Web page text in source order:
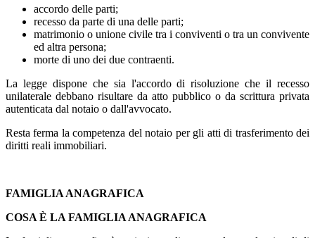
accordo delle parti;
recesso da parte di una delle parti;
matrimonio o unione civile tra i conviventi o tra un convivente
ed altra persona;
morte di uno dei due contraenti.
La legge dispone che sia l'accordo di risoluzione che il recesso
unilaterale debbano risultare da atto pubblico o da scrittura privata
autenticata dal notaio o dall'avvocato.
Resta ferma la competenza del notaio per gli atti di trasferimento dei
diritti reali immobiliari.
FAMIGLIA ANAGRAFICA
COSA È LA FAMIGLIA ANAGRAFICA